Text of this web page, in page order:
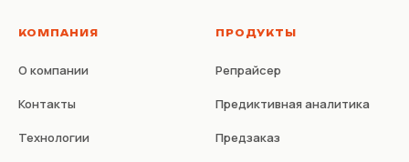
КОМПАНИЯ
О компании
Контакты
Технологии
ПРОДУКТЫ
Репрайсер
Предиктивная аналитика
Предзаказ